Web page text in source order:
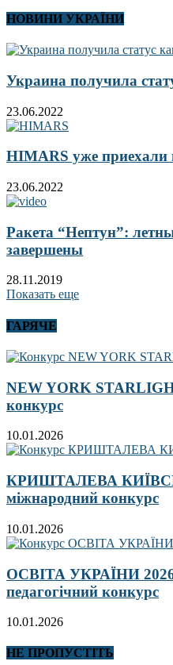
НОВИНИ УКРАЇНИ
Украина получила
23.06.2022
HIMARS уже приехали
23.06.2022
Ракета “Нептун”:
завершены
28.11.2019
Показать еще
ГАРЯЧЕ
NEW YORK
конкурс
10.01.2026
КРИШТАЛЕВА
міжнародний конкурс
10.01.2026
ОСВІТА УКРАЇНИ 2026,
педагогічний конкурс
10.01.2026
НЕ ПРОПУСТІТЬ